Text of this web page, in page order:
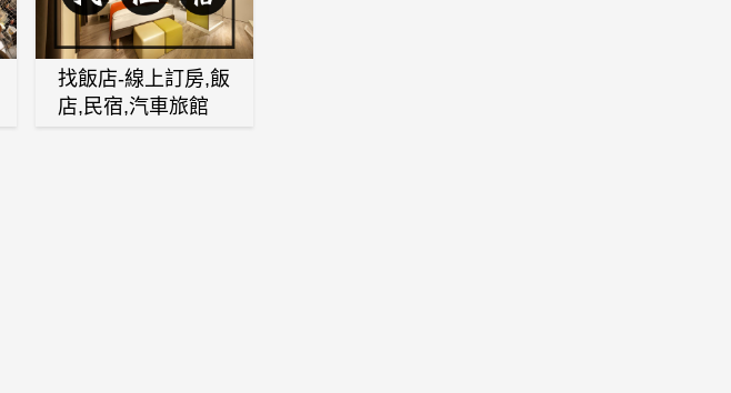
找飯店-線上訂房,飯
店,民宿,汽車旅館